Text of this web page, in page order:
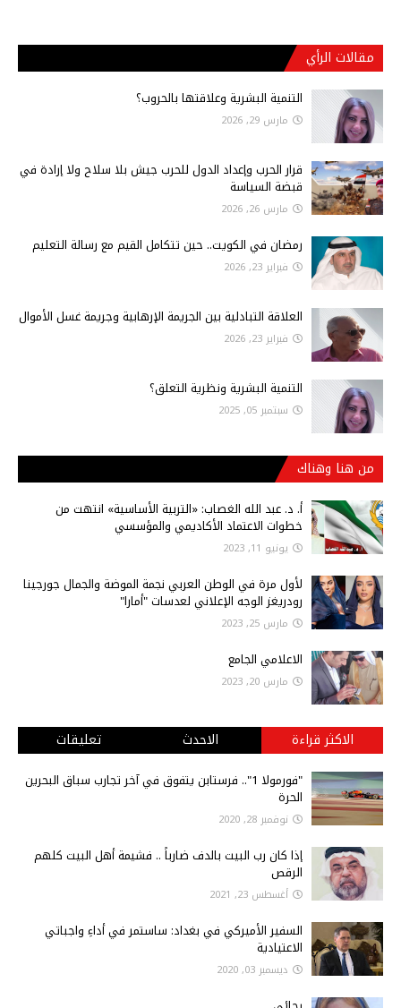
مقالات الرأي
التنمية البشرية وعلاقتها بالحروب؟
مارس 29, 2026
قرار الحرب وإعداد الدول للحرب جيش بلا سلاح ولا إرادة في
قبضة السياسة
مارس 26, 2026
رمضان في الكويت.. حين تتكامل القيم مع رسالة التعليم
فبراير 23, 2026
العلاقة التبادلية بين الجريمة الإرهابية وجريمة غسل الأموال
فبراير 23, 2026
التنمية البشرية ونظرية التعلق؟
سبتمبر 05, 2025
من هنا وهناك
أ‌. د. عبد الله الغصاب: «التربية الأساسية» انتهت من
خطوات الاعتماد الأكاديمي والمؤسسي
يونيو 11, 2023
لأول مرة في الوطن العربي نجمة الموضة والجمال جورجينا
رودريغز الوجه الإعلاني لعدسات "أمارا"
مارس 25, 2023
الاعلامي الجامع
مارس 20, 2023
الاكثر قراءة الاحدث تعليقات
"فورمولا 1".. فرستابن يتفوق في آخر تجارب سباق البحرين
الحرة
نوفمبر 28, 2020
إذا كان رب البيت بالدف ضارباً .. فشيمة أهل البيت كلهم
الرقص
أغسطس 23, 2021
السفير الأميركي في بغداد: ساستمر في أداءِ واجباتي
الاعتيادية
ديسمبر 03, 2020